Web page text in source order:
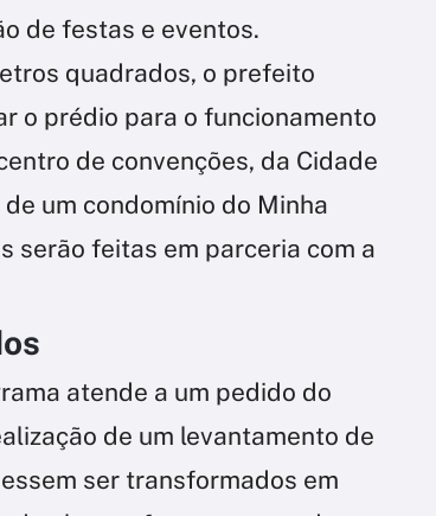
de festas e eventos.
quadrados, o prefeito
o prédio para o funcionamento
de convenções, da Cidade
um condomínio do Minha
serão feitas em parceria com a
atende a um pedido do
de um levantamento de
ser transformados em